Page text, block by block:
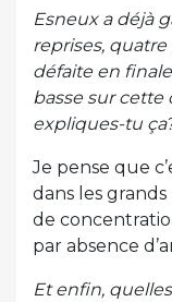
Esneux a déjà
reprises,
défaite en
basse sur
expliques-tu
Je pense que
dans les
de
par absence
Et enfin,